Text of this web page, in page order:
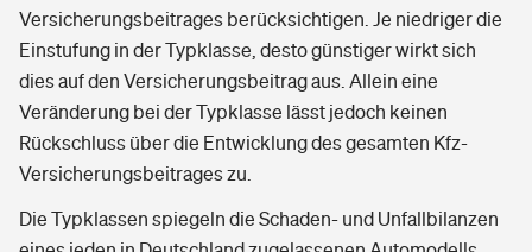
Versicherungsbeitrages berücksichtigen. Je niedriger die
Einstufung in der Typklasse, desto günstiger wirkt sich
dies auf den Versicherungsbeitrag aus. Allein eine
Veränderung bei der Typklasse lässt jedoch keinen
Rückschluss über die Entwicklung des gesamten Kfz-
Versicherungsbeitrages zu.
Die Typklassen spiegeln die Schaden- und Unfallbilanzen